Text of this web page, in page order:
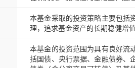
本基金采取的投资策略主要包括
理，追求基金资产的长期稳健增
本基金的投资范围为具有良好流
括国债、央行票据、金融债券、